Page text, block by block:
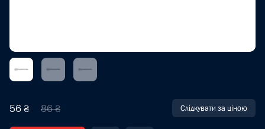
56 ₴ 86 ₴ Слідкувати за ціною